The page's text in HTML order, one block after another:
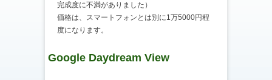
完成度に不満がありました）
価格は、スマートフォンとは別に1万5000円程
度になります。
Google Daydream View